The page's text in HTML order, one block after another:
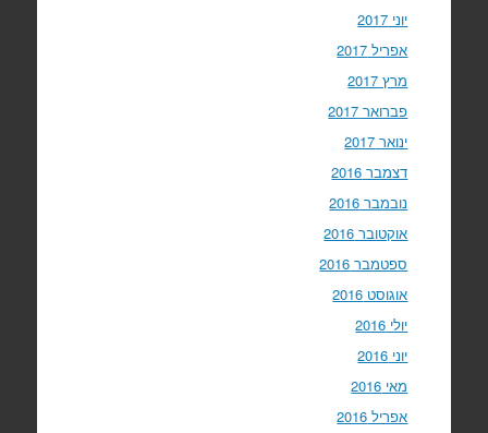
יוני 2017
אפריל 2017
מרץ 2017
פברואר 2017
ינואר 2017
דצמבר 2016
נובמבר 2016
אוקטובר 2016
ספטמבר 2016
אוגוסט 2016
יולי 2016
יוני 2016
מאי 2016
אפריל 2016